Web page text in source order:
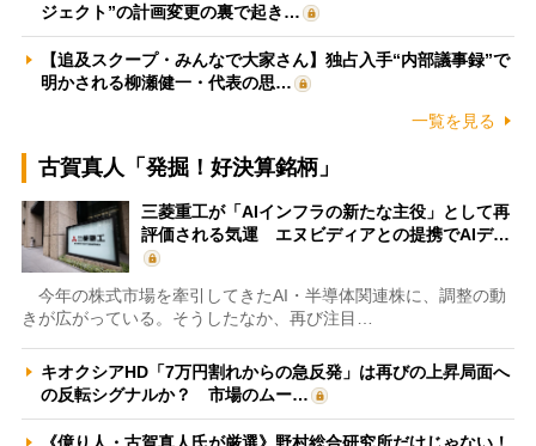
ジェクト”の計画変更の裏で起き…
【追及スクープ・みんなで大家さん】独占入手“内部議事録”で
明かされる柳瀬健一・代表の思…
一覧を見る
古賀真人「発掘！好決算銘柄」
三菱重工が「AIインフラの新たな主役」として再
評価される気運 エヌビディアとの提携でAIデ…
今年の株式市場を牽引してきたAI・半導体関連株に、調整の動
きが広がっている。そうしたなか、再び注目…
キオクシアHD「7万円割れからの急反発」は再びの上昇局面へ
の反転シグナルか？ 市場のムー…
《億り人・古賀真人氏が厳選》野村総合研究所だけじゃない！